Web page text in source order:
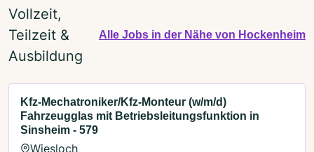
Vollzeit,
Teilzeit &
Ausbildung
Alle Jobs in der Nähe von Hockenheim
Kfz-Mechatroniker/Kfz-Monteur (w/m/d)
Fahrzeugglas mit Betriebsleitungsfunktion in
Sinsheim - 579
Wiesloch